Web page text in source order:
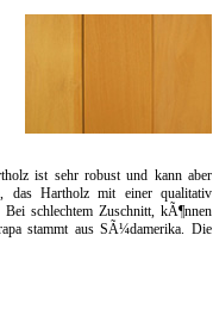
ist sehr robust und kann aber
das Hartholz mit einer qualitativ
schlechtem Zuschnitt, kÃ¶nnen
stammt aus SÃ¼damerika. Die